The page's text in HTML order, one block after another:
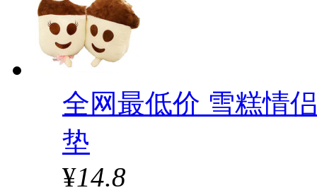
全网最低价 雪糕情
垫
¥14.8